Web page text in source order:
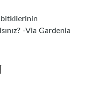
bitkilerinin
-Via Gardenia